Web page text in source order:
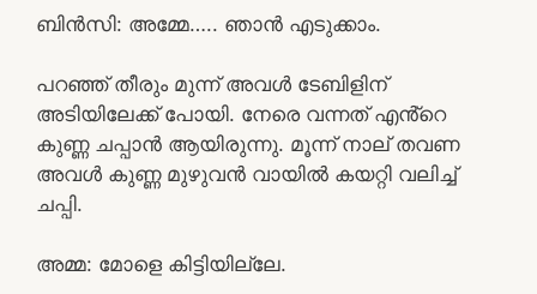
ബിൻസി: അമ്മേ….. ഞാൻ എടുക്കാം.
പറഞ്ഞ് തീരും മുന്ന് അവൾ ടേബിളിന്
അടിയിലേക്ക് പോയി. നേരെ വന്നത് എൻ്റെ
കുണ്ണ ചപ്പാൻ ആയിരുന്നു. മൂന്ന് നാല് തവണ
അവൾ കുണ്ണ മുഴുവൻ വായിൽ കയറ്റി വലിച്ച്
ചപ്പി.
അമ്മ: മോളെ കിട്ടിയില്ലേ.